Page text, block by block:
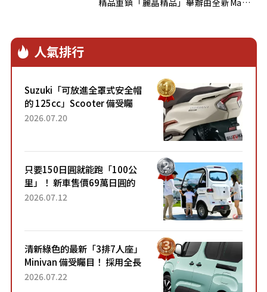
人氣排行
Suzuki「可放進全罩式安全帽
的 125cc」Scooter 備受矚
目！採用全新流線設計與各項
2026.07.20
只要150日圓就能跑「100公
里」！ 新車售價69萬日圓的
「3人座」Trike大受歡迎！ 順
2026.07.12
清新綠色的最新「3排7人座」
Minivan 備受矚目！ 採用全長
4.7公尺剛剛好的車身尺寸與
2026.07.22